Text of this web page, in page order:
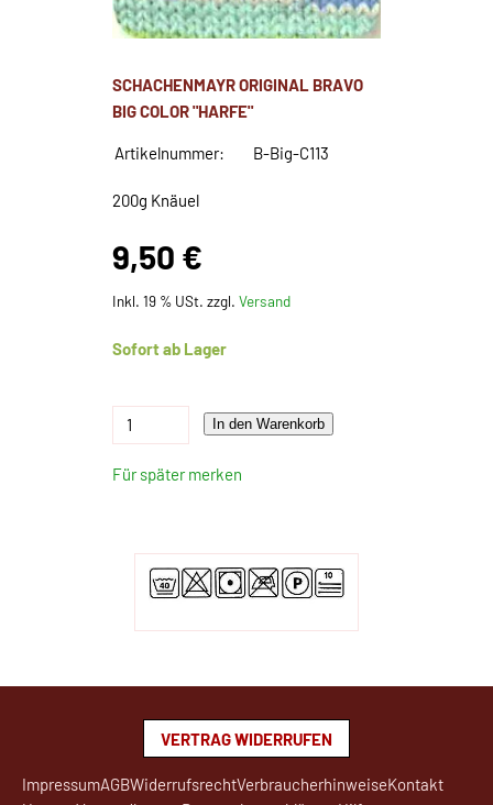
SCHACHENMAYR ORIGINAL BRAVO
BIG COLOR "HARFE"
Artikelnummer: B-Big-C113
200g Knäuel
9,50 €
Inkl. 19 % USt. zzgl. Versand
Sofort ab Lager
In den Warenkorb
Für später merken
VERTRAG WIDERRUFEN
ImpressumAGBWiderrufsrechtVerbraucherhinweiseKontakt